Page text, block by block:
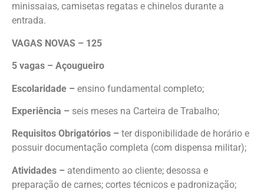
minissaias, camisetas regatas e chinelos durante a
entrada.
VAGAS NOVAS – 125
5 vagas – Açougueiro
Escolaridade – ensino fundamental completo;
Experiência – seis meses na Carteira de Trabalho;
Requisitos Obrigatórios – ter disponibilidade de horário e
possuir documentação completa (com dispensa militar);
Atividades – atendimento ao cliente; desossa e
preparação de carnes; cortes técnicos e padronização;